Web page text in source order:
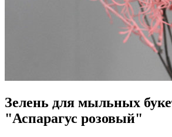
Зелень для мыльных
"Аспарагус розовый"